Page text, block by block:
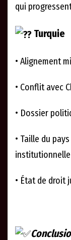
qui
Turquie
• Alignement
• Conflit avec
• Dossier
• Taille du
institutionnelle
• État de droit